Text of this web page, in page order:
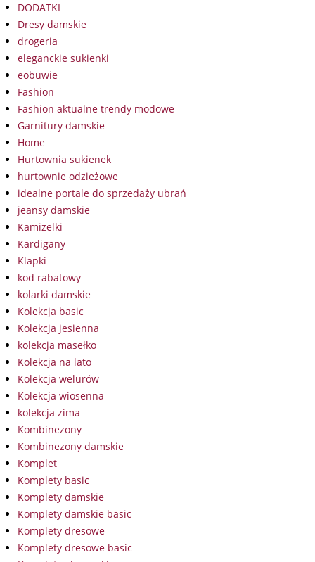
DODATKI
Dresy damskie
drogeria
eleganckie sukienki
eobuwie
Fashion
Fashion aktualne trendy modowe
Garnitury damskie
Home
Hurtownia sukienek
hurtownie odzieżowe
idealne portale do sprzedaży ubrań
jeansy damskie
Kamizelki
Kardigany
Klapki
kod rabatowy
kolarki damskie
Kolekcja basic
Kolekcja jesienna
kolekcja masełko
Kolekcja na lato
Kolekcja welurów
Kolekcja wiosenna
kolekcja zima
Kombinezony
Kombinezony damskie
Komplet
Komplety basic
Komplety damskie
Komplety damskie basic
Komplety dresowe
Komplety dresowe basic